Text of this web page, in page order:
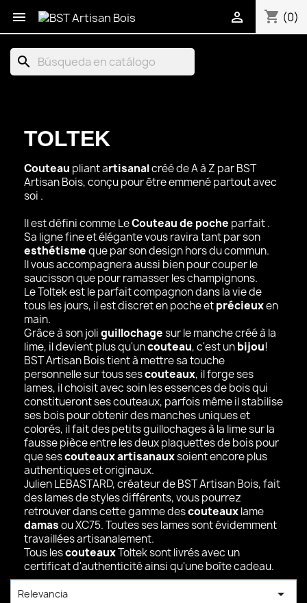
 shopping_cart (0)

search
TOLTEK
Couteau pliant artisanalcréé de A à Z par BST
Artisan Bois, conçu pour être emmené partout avec
soi .
Il est défini comme LeCouteau de poche parfait .
Sa ligne fine et élégante vous ravira tant par son
esthétismeque par son design hors du commun.
Il vous accompagnera aussi bien pour couper le
saucisson que pour ramasser les champignons.
Le Toltek est le parfait compagnon dans la vie de
tous les jours, il est discret en poche etprécieuxen
main.
Grâce à son joliguillochagesur le manche créé à la
lime, il devient plus qu'uncouteau, c'est unbijou!
BST Artisan Bois tient à mettre sa touche
personnelle sur tous sescouteaux, il forge ses
lames, il choisit avec soin les essences de bois qui
constitueront ses couteaux, parfois même il stabilise
ses bois pour obtenir des manches uniques et
colorés, il fait des petits guillochages à la lime sur la
fausse pièce entre les deux plaquettes de bois pour
que sescouteaux artisanauxsoient encore plus
authentiques et originaux.
Julien LEBASTARD, créateur de BST Artisan Bois, fait
des lames de styles différents, vous pourrez
retrouver dans cette gamme descouteauxlame
damasou XC75. Toutes ses lames sont évidemment
travaillées artisanalement.
Tous lescouteauxToltek sont livrés avec un
certificat d'authenticité ainsi qu'une boîte cadeau.
Relevancia 